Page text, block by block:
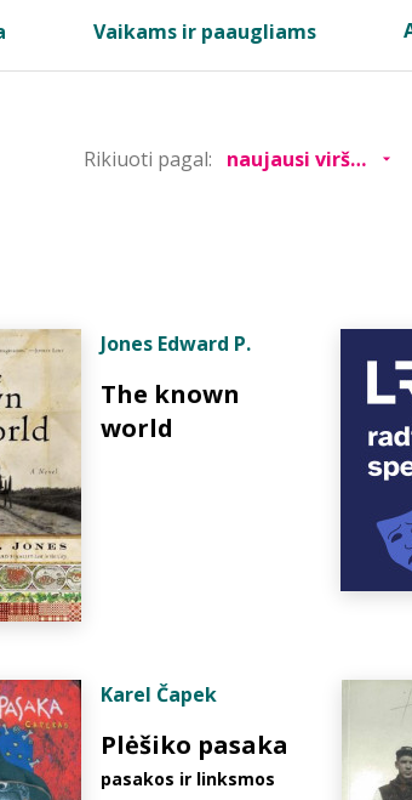
Vaikams ir paaugliams
Rikiuoti pagal:
Jones Edward P.
The known
world
Karel Čapek
Plėšiko pasaka
pasakos ir linksmos